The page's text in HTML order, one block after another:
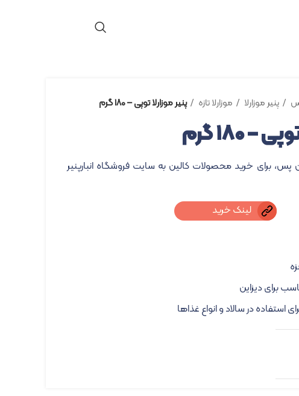
پنیر موزارلا موزارلا تازه پنیر موزارلا توپی – ۱۸۰ گرم
– ۱۸۰ گرم
پس، برای خرید محصولات کالین به سایت فروشگاه انبارپنیر
لینک خرید
برای دیزاین
در سالاد و انواع غذاها